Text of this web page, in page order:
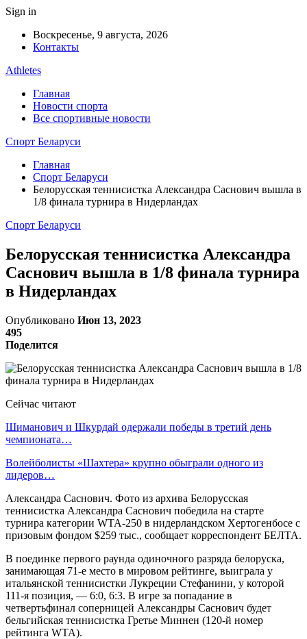
Sign in
Воскресенье, 9 августа, 2026
Контакты
Athletes
Главная
Новости спорта
Все спортивные новости
Спорт Беларуси
Главная
Спорт Беларуси
Белорусская теннисистка Александра Саснович вышла в
1/8 финала турнира в Нидерландах
Спорт Беларуси
Белорусская теннисистка Александра
Саснович вышла в 1/8 финала турнира
в Нидерландах
Опубликовано Июн 13, 2023
495
Поделится
Сейчас читают
Шиманович и Шкурдай одержали победы в третий день
чемпионата…
Волейболисты «Шахтера» крупно обыграли одного из
лидеров…
Александра Саснович. Фото из архива Белорусская
теннисистка Александра Саснович победила на старте
турнира категории WTA-250 в нидерландском Хертогенбосе с
призовым фондом $259 тыс., сообщает корреспондент БЕЛТА.
В поединке первого раунда одиночного разряда белоруска,
занимающая 71-е место в мировом рейтинге, выиграла у
итальянской теннисистки Лукреции Стефанини, у которой
111-я позиция, — 6:0, 6:3. В игре за попадание в
четвертьфинал соперницей Александры Саснович будет
бельгийская теннисистка Гретье Миннен (120-й номер
рейтинга WTA).